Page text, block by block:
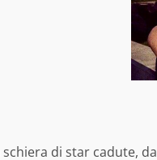
di star cadute, da